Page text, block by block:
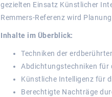
gezielten Einsatz Künstlicher
Remmers-Referenz wird
Inhalte im Überblick:
Techniken der
Abdichtungstechniken für
Künstliche Intelligenz für
Berechtigte Nachträge